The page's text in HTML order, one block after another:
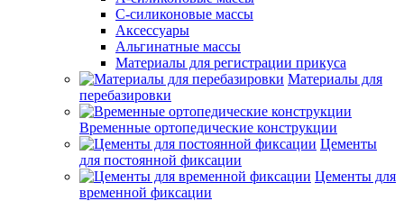
С-силиконовые массы
Аксессуары
Альгинатные массы
Материалы для регистрации прикуса
Материалы для
перебазировки
Временные ортопедические конструкции
Цементы
для постоянной фиксации
Цементы для
временной фиксации